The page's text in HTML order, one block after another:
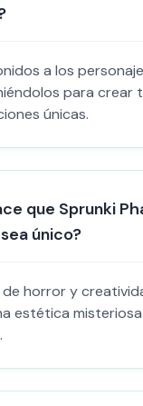
a los
para crear
únicas.
que Sprunki
único?
de horror y
estética